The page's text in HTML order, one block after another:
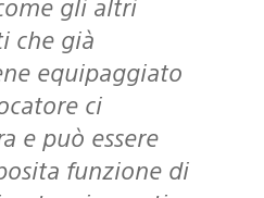
che già
equipaggiato
ci
e può essere
funzione di